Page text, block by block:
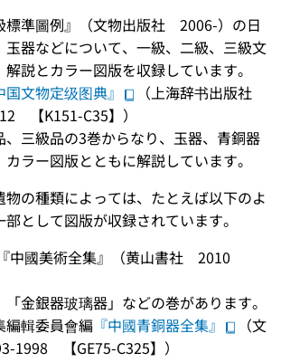
標準圖例』（文物出版社 2006-）の日
玉器などについて、一級、二級、三級文
説とカラー図版を収録しています。
国文物定级图典』
（上海辞书出版社
【K151-C35】）
、三級品の3巻からなり、玉器、青銅器
ラー図版とともに解説しています。
物の種類によっては、たとえば以下のよ
として図版が収録されています。
中國美術全集』（黄山書社 2010
「金銀器玻璃器」などの巻があります。
編輯委員會編 『中國青銅器全集』
（文
1998 【GE75-C325】）